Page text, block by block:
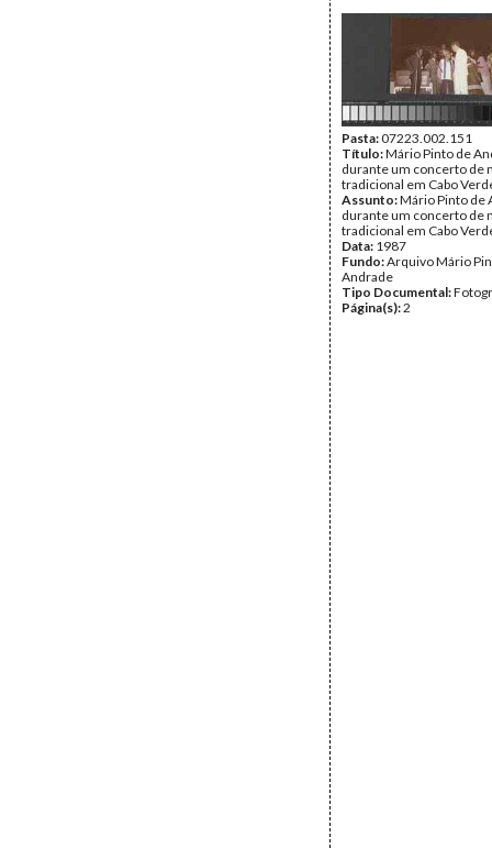
Pasta:07223.002.151
Título:Mário Pinto de
durante um concerto de
tradicional em Cabo
Assunto:Mário Pinto de
durante um concerto de
tradicional em Cabo
Data: 1987
Fundo:Arquivo Mário
Andrade
Tipo Documental:
Página(s):2